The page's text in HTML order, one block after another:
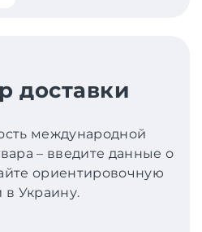
доставки
международной
– введите данные о
ориентировочную
в Украину.